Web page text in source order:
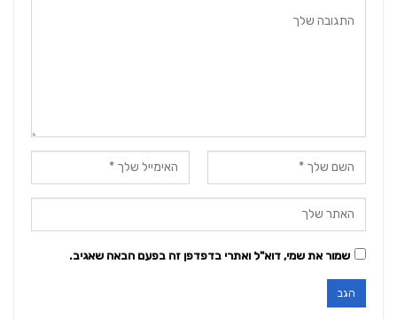
שמור את שמי, דוא"ל ואתרי בדפדפן זה בפעם הבאה שאגיב.